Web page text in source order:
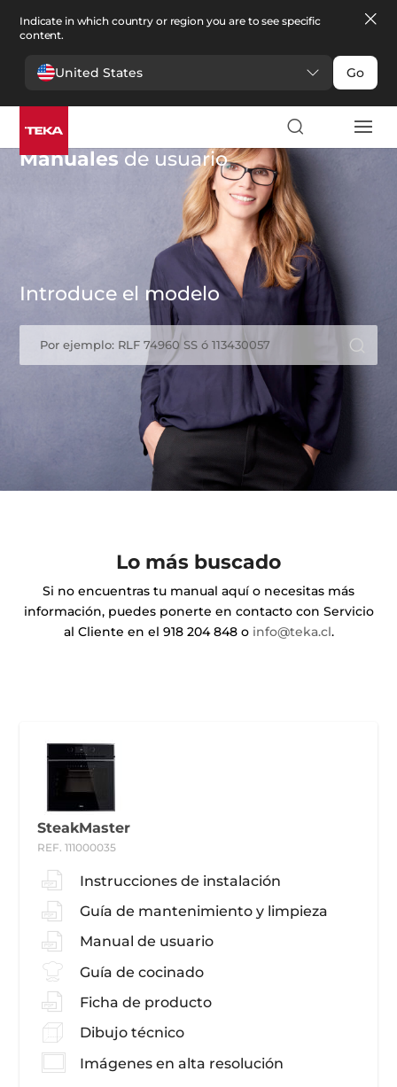
Indicate in which country or region you are to see specific
content.
United States Go
Manuales de usuario
Introduce el modelo
Por ejemplo: RLF 74960 SS ó 113430057
Lo más buscado
Si no encuentras tu manual aquí o necesitas más
información, puedes ponerte en contacto con Servicio
al Cliente en el 918 204 848 o info@teka.cl.
SteakMaster
REF. 111000035
Instrucciones de instalación
Guía de mantenimiento y limpieza
Manual de usuario
Guía de cocinado
Ficha de producto
Dibujo técnico
Imágenes en alta resolución